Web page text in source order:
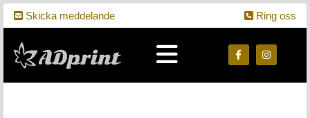
 Skicka meddelande Ring oss